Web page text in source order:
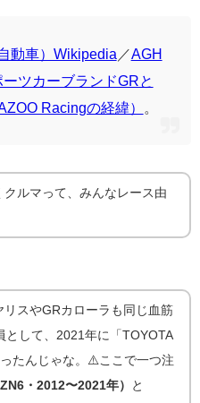
動車）Wikipedia ／AGH
ツカーブランドGRと
Racingの経緯）
クルマって、みんなレース由
リスやGRカローラも同じ血筋
として、2021年に「TOYOTA
たんじゃな。⚠️ここで一つ注
・2012〜2021年）
と